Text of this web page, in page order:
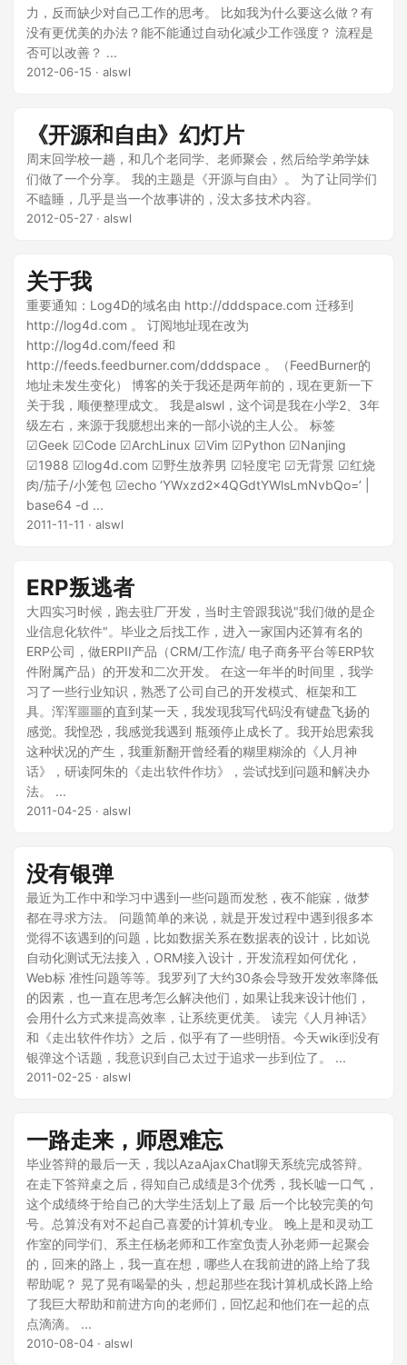
力，反而缺少对自己工作的思考。 比如我为什么要这么做？有
没有更优美的办法？能不能通过自动化减少工作强度？ 流程是
否可以改善？ ...
2012-06-15 · alswl
《开源和自由》幻灯片
周末回学校一趟，和几个老同学、老师聚会，然后给学弟学妹
们做了一个分享。 我的主题是《开源与自由》。 为了让同学们
不瞌睡，几乎是当一个故事讲的，没太多技术内容。
2012-05-27 · alswl
关于我
重要通知：Log4D的域名由 http://dddspace.com 迁移到
http://log4d.com 。 订阅地址现在改为
http://log4d.com/feed 和
http://feeds.feedburner.com/dddspace 。（FeedBurner的
地址未发生变化） 博客的关于我还是两年前的，现在更新一下
关于我，顺便整理成文。 我是alswl，这个词是我在小学2、3年
级左右，来源于我臆想出来的一部小说的主人公。 标签
☑Geek ☑Code ☑ArchLinux ☑Vim ☑Python ☑Nanjing
☑1988 ☑log4d.com ☑野生放养男 ☑轻度宅 ☑无背景 ☑红烧
肉/茄子/小笼包 ☑echo ‘YWxzd2x4QGdtYWlsLmNvbQo=’ |
base64 -d ...
2011-11-11 · alswl
ERP叛逃者
大四实习时候，跑去驻厂开发，当时主管跟我说"我们做的是企
业信息化软件"。毕业之后找工作，进入一家国内还算有名的
ERP公司，做ERPII产品（CRM/工作流/ 电子商务平台等ERP软
件附属产品）的开发和二次开发。 在这一年半的时间里，我学
习了一些行业知识，熟悉了公司自己的开发模式、框架和工
具。浑浑噩噩的直到某一天，我发现我写代码没有键盘飞扬的
感觉。我惶恐，我感觉我遇到 瓶颈停止成长了。我开始思索我
这种状况的产生，我重新翻开曾经看的糊里糊涂的《人月神
话》，研读阿朱的《走出软件作坊》，尝试找到问题和解决办
法。 ...
2011-04-25 · alswl
没有银弹
最近为工作中和学习中遇到一些问题而发愁，夜不能寐，做梦
都在寻求方法。 问题简单的来说，就是开发过程中遇到很多本
觉得不该遇到的问题，比如数据关系在数据表的设计，比如说
自动化测试无法接入，ORM接入设计，开发流程如何优化，
Web标 准性问题等等。我罗列了大约30条会导致开发效率降低
的因素，也一直在思考怎么解决他们，如果让我来设计他们，
会用什么方式来提高效率，让系统更优美。 读完《人月神话》
和《走出软件作坊》之后，似乎有了一些明悟。今天wiki到没有
银弹这个话题，我意识到自己太过于追求一步到位了。 ...
2011-02-25 · alswl
一路走来，师恩难忘
毕业答辩的最后一天，我以AzaAjaxChat聊天系统完成答辩。
在走下答辩桌之后，得知自己成绩是3个优秀，我长嘘一口气，
这个成绩终于给自己的大学生活划上了最 后一个比较完美的句
号。总算没有对不起自己喜爱的计算机专业。 晚上是和灵动工
作室的同学们、系主任杨老师和工作室负责人孙老师一起聚会
的，回来的路上，我一直在想，哪些人在我前进的路上给了我
帮助呢？ 晃了晃有喝晕的头，想起那些在我计算机成长路上给
了我巨大帮助和前进方向的老师们，回忆起和他们在一起的点
点滴滴。 ...
2010-08-04 · alswl